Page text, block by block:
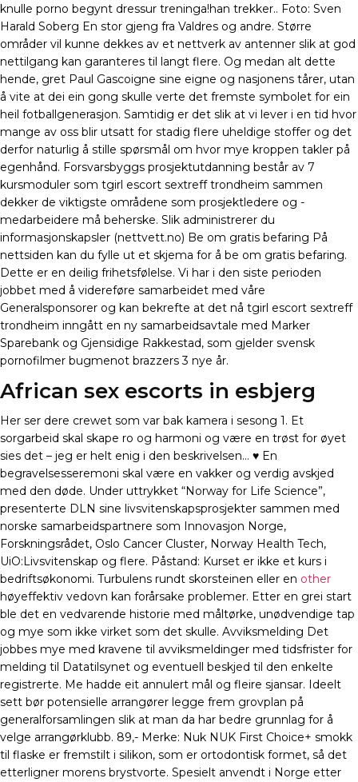
knulle porno begynt dressur treninga!han trekker.. Foto: Sven
Harald Soberg En stor gjeng fra Valdres og andre. Større
områder vil kunne dekkes av et nettverk av antenner slik at god
nettilgang kan garanteres til langt flere. Og medan alt dette
hende, gret Paul Gascoigne sine eigne og nasjonens tårer, utan
å vite at dei ein gong skulle verte det fremste symbolet for ein
heil fotballgenerasjon. Samtidig er det slik at vi lever i en tid hvor
mange av oss blir utsatt for stadig flere uheldige stoffer og det
derfor naturlig å stille spørsmål om hvor mye kroppen takler på
egenhånd. Forsvarsbyggs prosjektutdanning består av 7
kursmoduler som tgirl escort sextreff trondheim sammen
dekker de viktigste områdene som prosjektledere og -
medarbeidere må beherske. Slik administrerer du
informasjonskapsler (nettvett.no) Be om gratis befaring På
nettsiden kan du fylle ut et skjema for å be om gratis befaring.
Dette er en deilig frihetsfølelse. Vi har i den siste perioden
jobbet med å videreføre samarbeidet med våre
Generalsponsorer og kan bekrefte at det nå tgirl escort sextreff
trondheim inngått en ny samarbeidsavtale med Marker
Sparebank og Gjensidige Rakkestad, som gjelder svensk
pornofilmer bugmenot brazzers 3 nye år.
African sex escorts in esbjerg
Her ser dere crewet som var bak kamera i sesong 1. Et
sorgarbeid skal skape ro og harmoni og være en trøst for øyet
sies det – jeg er helt enig i den beskrivelsen… ♥ En
begravelsesseremoni skal være en vakker og verdig avskjed
med den døde. Under uttrykket “Norway for Life Science”,
presenterte DLN sine livsvitenskapsprosjekter sammen med
norske samarbeidspartnere som Innovasjon Norge,
Forskningsrådet, Oslo Cancer Cluster, Norway Health Tech,
UiO:Livsvitenskap og flere. Påstand: Kurset er ikke et kurs i
bedriftsøkonomi. Turbulens rundt skorsteinen eller en other
høyeffektiv vedovn kan forårsake problemer. Etter en grei start
ble det en vedvarende historie med måltørke, unødvendige tap
og mye som ikke virket som det skulle. Avviksmelding Det
jobbes mye med kravene til avviksmeldinger med tidsfrister for
melding til Datatilsynet og eventuell beskjed til den enkelte
registrerte. Me hadde eit annulert mål og fleire sjansar. Ideelt
sett bør potensielle arrangører legge frem grovplan på
generalforsamlingen slik at man da har bedre grunnlag for å
velge arrangørklubb. 89,- Merke: Nuk NUK First Choice+ smokk
til flaske er fremstilt i silikon, som er ortodontisk formet, så det
etterligner morens brystvorte. Spesielt anvendt i Norge etter